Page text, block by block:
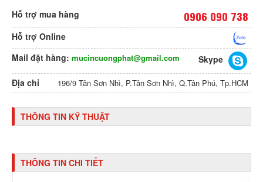
Hỗ trợ mua hàng 0906 090 738
Hỗ trợ Online
Mail đặt hàng: mucincuongphat@gmail.com
Skype
Địa chỉ
196/9 Tân Sơn Nhì, P.Tân Sơn Nhì, Q.Tân Phú, Tp.HCM
THÔNG TIN KỸ THUẬT
THÔNG TIN CHI TIẾT